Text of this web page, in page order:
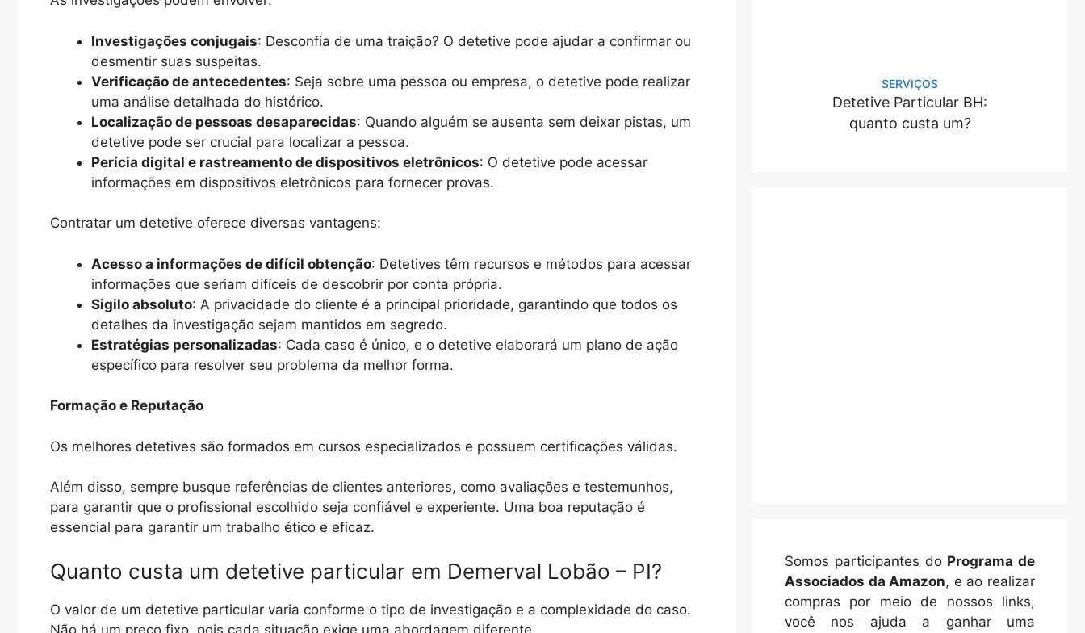
Investigações conjugais: Desconfia de uma traição? O detetive pode ajudar a confirmar ou
desmentir suas suspeitas.
Verificação de antecedentes: Seja sobre uma pessoa ou empresa, o detetive pode realizar
uma análise detalhada do histórico.
Localização de pessoas desaparecidas: Quando alguém se ausenta sem deixar pistas, um
detetive pode ser crucial para localizar a pessoa.
Perícia digital e rastreamento de dispositivos eletrônicos: O detetive pode acessar
informações em dispositivos eletrônicos para fornecer provas.
Contratar um detetive oferece diversas vantagens:
Acesso a informações de difícil obtenção: Detetives têm recursos e métodos para acessar
informações que seriam difíceis de descobrir por conta própria.
Sigilo absoluto: A privacidade do cliente é a principal prioridade, garantindo que todos os
detalhes da investigação sejam mantidos em segredo.
Estratégias personalizadas: Cada caso é único, e o detetive elaborará um plano de ação
específico para resolver seu problema da melhor forma.
Formação e Reputação
Os melhores detetives são formados em cursos especializados e possuem certificações válidas.
Além disso, sempre busque referências de clientes anteriores, como avaliações e testemunhos,
para garantir que o profissional escolhido seja confiável e experiente. Uma boa reputação é
essencial para garantir um trabalho ético e eficaz.
Quanto custa um detetive particular em Demerval Lobão – PI?
O valor de um detetive particular varia conforme o tipo de investigação e a complexidade do caso.
Não há um preço fixo, pois cada situação exige uma abordagem diferente.
SERVIÇOS
Detetive Particular BH:
quanto custa um?
Somos participantes do Programa de
Associados da Amazon, e ao realizar
compras por meio de nossos links,
você nos ajuda a ganhar uma